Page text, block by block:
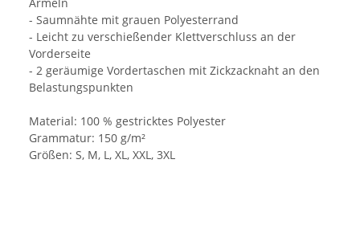
- Saumnähte mit grauen Polyesterrand
- Leicht zu verschießender Klettverschluss an der
Vorderseite
- 2 geräumige Vordertaschen mit Zickzacknaht an den
Belastungspunkten
Material: 100 % gestricktes Polyester
Grammatur: 150 g/m²
Größen: S, M, L, XL, XXL, 3XL